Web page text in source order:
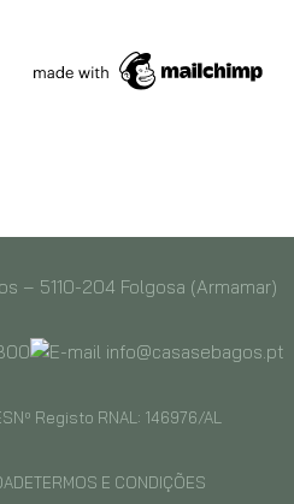
– 5110-204 Folgosa (Armamar)
info@casasebagos.pt
Nº Registo RNAL: 146976/AL
TERMOS E CONDIÇÕES